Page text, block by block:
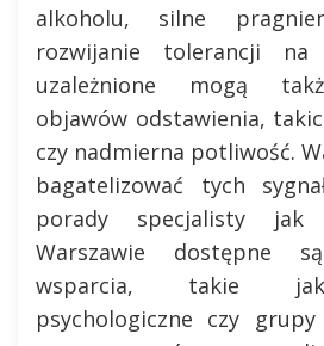
alkoholu, silne
rozwijanie tolerancji na
uzależnione mogą
objawów odstawienia,
czy nadmierna potliwość.
bagatelizować tych
porady specjalisty jak
Warszawie dostępne
wsparcia, takie
psychologiczne czy